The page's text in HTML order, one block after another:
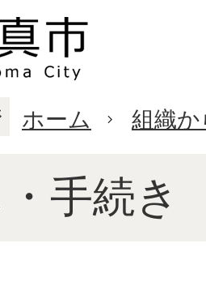
ホーム 組織
手続き